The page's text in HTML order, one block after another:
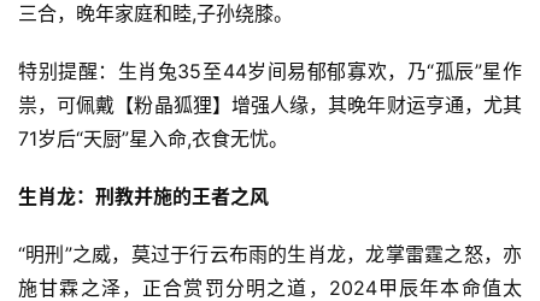
三合，晚年家庭和睦,子孙绕膝。
特别提醒：生肖兔35至44岁间易郁郁寡欢，乃“孤辰”星作
祟，可佩戴【粉晶狐狸】增强人缘，其晚年财运亨通，尤其
71岁后“天厨”星入命,衣食无忧。
生肖龙：刑教并施的王者之风
“明刑”之威，莫过于行云布雨的生肖龙，龙掌雷霆之怒，亦
施甘霖之泽，正合赏罚分明之道，2024甲辰年本命值太